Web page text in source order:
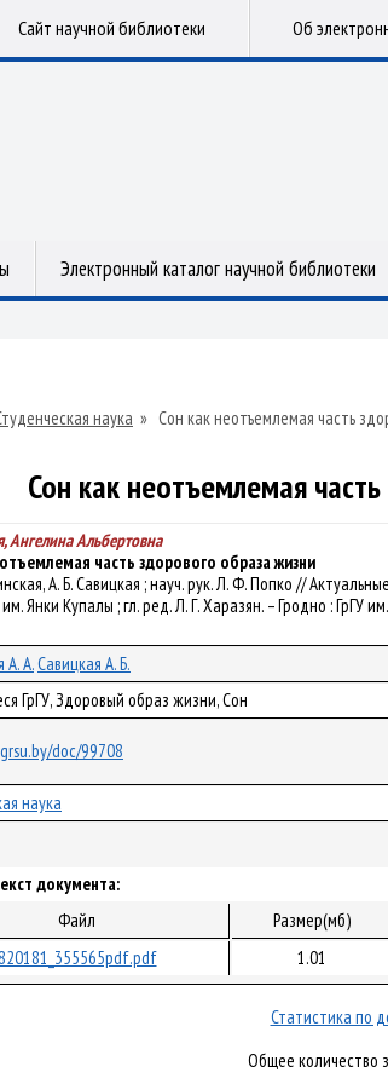
Сайт научной библиотеки Об
Электронный каталог научной библиотеки
наука » Сон как неотъемлемая часть
Сон как неотъемлемая
Ангелина Альбертовна
часть здорового образа жизни
А. Б. Савицкая ; науч. рук. Л. Ф. Попко //
Янки Купалы ; гл. ред. Л. Г. Харазян. – Гродно : ГрГУ
А. А.Савицкая А. Б.
ГрГУ, Здоровый образ жизни, Сон
doc/99708
наука
документа:
Файл
Размер(мб)
1.01
Статистика по
Общее количество